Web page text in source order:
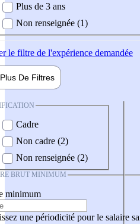
Plus de 3 ans
Non renseignée (1)
le filtre de l'expérience demandée
Plus De Filtres
Cadre
Non cadre (2)
Non renseignée (2)
BRUT MINIMUM
minimum
une périodicité pour le salaire